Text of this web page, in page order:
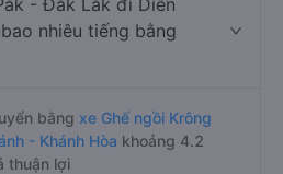
- Đắk Lắk đi Diên
nhiêu tiếng bằng
bằng xe Ghế ngồi Krông
- Khánh Hòa khoảng 4.2
thuận lợi